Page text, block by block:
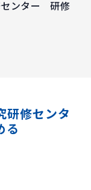
センター 研修
研修センタ
る